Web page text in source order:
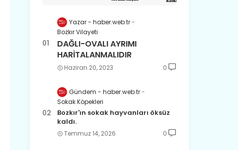
Yazar - haber.web.tr
Bozkır Vilayeti
DAĞLI-OVALI AYRIMI
HARİTALANMALIDIR
Haziran 20, 2023 0
Gündem - haber.web.tr
Sokak Köpekleri
Bozkır'ın sokak hayvanları öksüz
kaldı.
Temmuz 14, 2026 0